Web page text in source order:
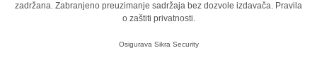
zadržana. Zabranjeno preuzimanje sadržaja bez dozvole izdavača. Pravila
o zaštiti privatnosti.
Osigurava Sikra Security